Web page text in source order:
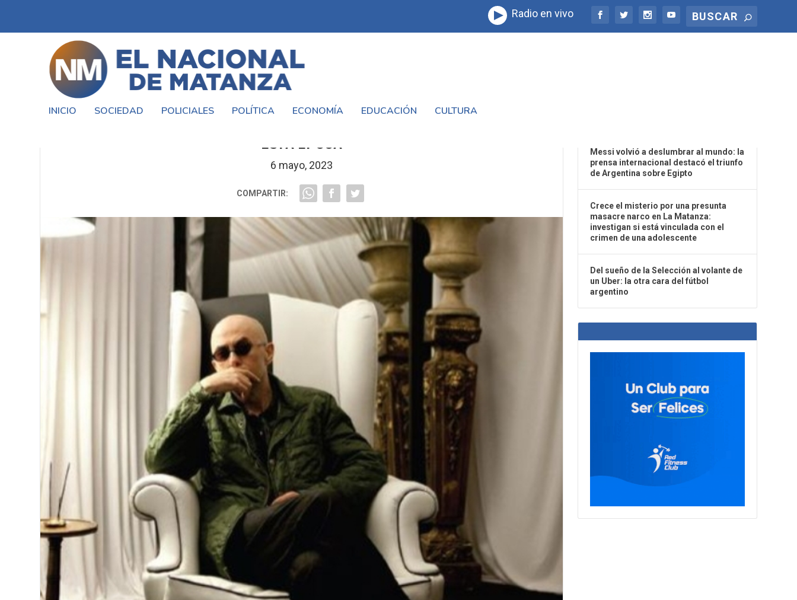
Radio en vivo
INICIO SOCIEDAD POLICIALES POLÍTICA ECONOMÍA EDUCACIÓN CULTURA
ESTA ÉPOCA
6 mayo, 2023
COMPARTIR:
Messi volvió a deslumbrar al mundo: la
prensa internacional destacó el triunfo
de Argentina sobre Egipto
Crece el misterio por una presunta
masacre narco en La Matanza:
investigan si está vinculada con el
crimen de una adolescente
Del sueño de la Selección al volante de
un Uber: la otra cara del fútbol
argentino